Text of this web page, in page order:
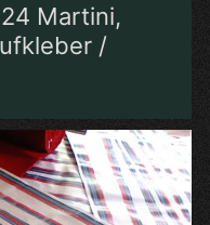
Martini,
/